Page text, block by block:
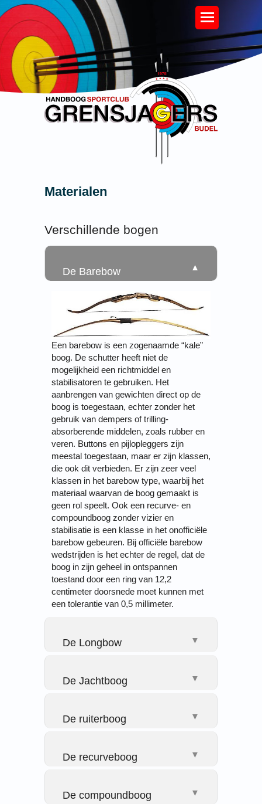
Materialen
Verschillende bogen
De Barebow ▼
Een barebow is een zogenaamde “kale”
boog. De schutter heeft niet de
mogelijkheid een richtmiddel en
stabilisatoren te gebruiken. Het
aanbrengen van gewichten direct op de
boog is toegestaan, echter zonder het
gebruik van dempers of trilling-
absorberende middelen, zoals rubber en
veren. Buttons en pijlopleggers zijn
meestal toegestaan, maar er zijn klassen,
die ook dit verbieden. Er zijn zeer veel
klassen in het barebow type, waarbij het
materiaal waarvan de boog gemaakt is
geen rol speelt. Ook een recurve- en
compoundboog zonder vizier en
stabilisatie is een klasse in het onofficiële
barebow gebeuren. Bij officiële barebow
wedstrijden is het echter de regel, dat de
boog in zijn geheel in ontspannen
toestand door een ring van 12,2
centimeter doorsnede moet kunnen met
een tolerantie van 0,5 millimeter.
De Longbow ▼
De Jachtboog ▼
De ruiterboog ▼
De recurveboog ▼
De compoundboog ▼